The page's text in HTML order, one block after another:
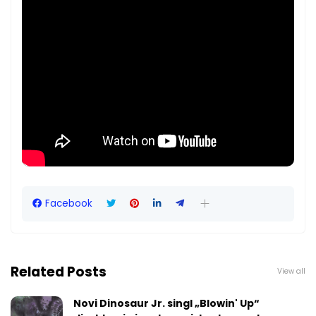
Facebook
Related Posts View all
Novi Dinosaur Jr. singl „Blowin' Up“